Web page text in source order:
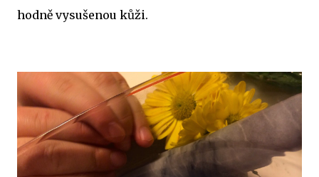
hodně vysušenou kůži.